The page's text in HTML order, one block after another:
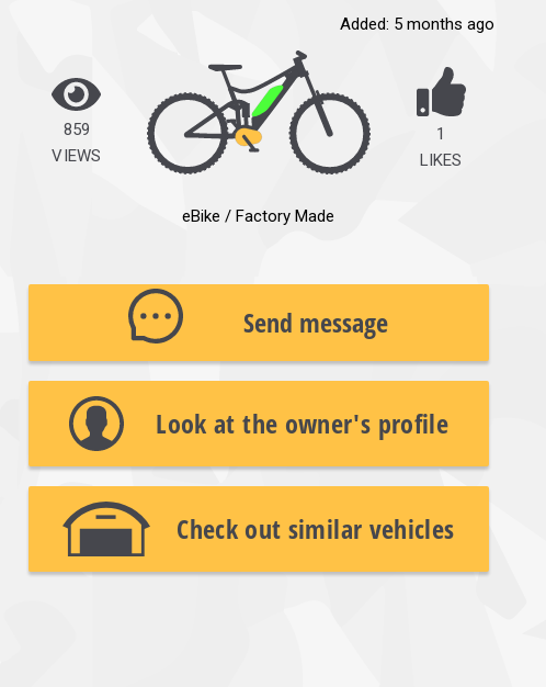
Added: 5 months ago
859
VIEWS
eBike / Factory Made
1
LIKES
Send message
Look at the owner's profile
Check out similar vehicles